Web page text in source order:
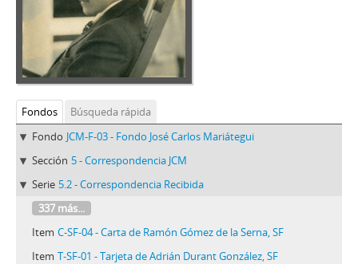
Fondos
Búsqueda rápida
Fondo JCM-F-03 - Fondo José Carlos Mariátegui
Sección 5 - Correspondencia JCM
Serie 5.2 - Correspondencia Recibida
337 más...
Item C-SF-04 - Carta de Ramón Gómez de la Serna, SF
Item T-SF-01 - Tarjeta de Adrián Durant González, SF